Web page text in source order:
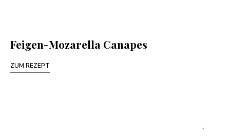
Feigen-Mozarella Canapes
ZUM REZEPT